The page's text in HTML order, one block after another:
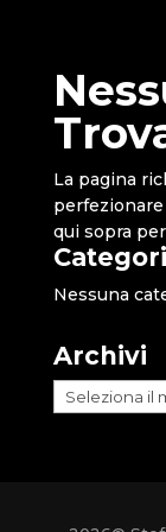
La pagina
qui sopra
Nessuna
Archivi
Archivi